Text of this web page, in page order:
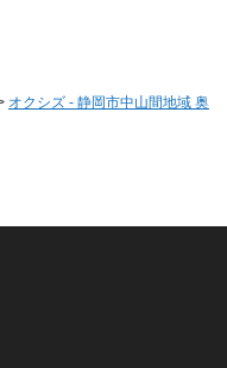
オクシズ - 静岡市中山間地域 奥